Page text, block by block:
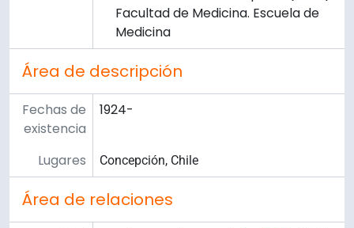
Facultad de Medicina. Escuela de
Medicina
Área de descripción
Fechas de
existencia
1924-
Lugares Concepción, Chile
Área de relaciones